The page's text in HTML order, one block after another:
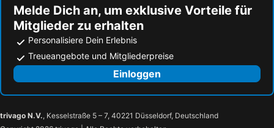
Melde Dich an, um exklusive Vorteile für
Mitglieder zu erhalten
Personalisiere Dein Erlebnis
Treueangebote und Mitgliederpreise
Einloggen
trivago N.V., Kesselstraße 5 – 7, 40221 Düsseldorf, Deutschland